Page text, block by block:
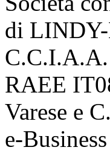
di
C.C.I.A.A.
RAEE
Varese e
e-